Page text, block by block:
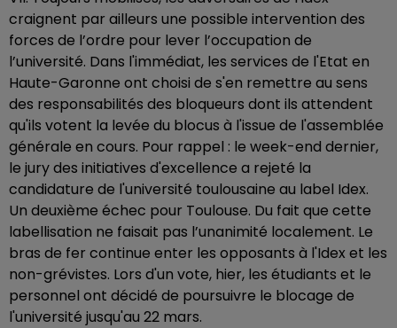
craignent par ailleurs une possible intervention des
forces de l’ordre pour lever l’occupation de
l’université. Dans l'immédiat, les services de l'Etat en
Haute-Garonne ont choisi de s'en remettre au sens
des responsabilités des bloqueurs dont ils attendent
qu'ils votent la levée du blocus à l'issue de l'assemblée
générale en cours. Pour rappel : le week-end dernier,
le jury des initiatives d'excellence a rejeté la
candidature de l'université toulousaine au label Idex.
Un deuxième échec pour Toulouse. Du fait que cette
labellisation ne faisait pas l’unanimité localement. Le
bras de fer continue enter les opposants à l'Idex et les
non-grévistes. Lors d'un vote, hier, les étudiants et le
personnel ont décidé de poursuivre le blocage de
l'université jusqu'au 22 mars.